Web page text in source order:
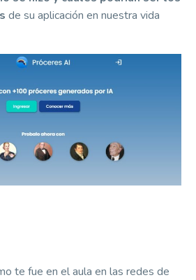
de su aplicación en nuestra vida
te fue en el aula en las redes de